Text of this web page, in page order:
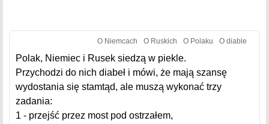
O Niemcach O Ruskich O Polaku O diable
Polak, Niemiec i Rusek siedzą w piekle.
Przychodzi do nich diabeł i mówi, że mają szansę
wydostania się stamtąd, ale muszą wykonać trzy
zadania:
1 - przejść przez most pod ostrzałem,